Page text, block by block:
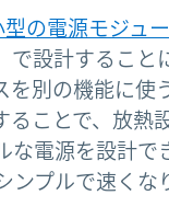
の電源モジュ
で設計すること
を別の機能に使
ることで、放熱
な電源を設計で
プルで速くな